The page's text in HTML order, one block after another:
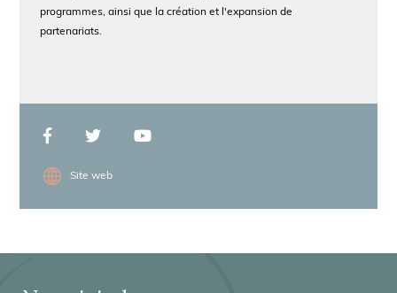
programmes, ainsi que la création et l'expansion de
partenariats.
Site web